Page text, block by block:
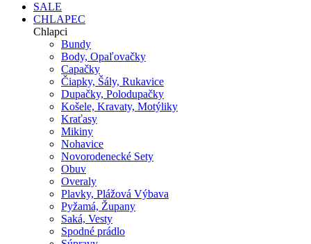
SALE
CHLAPEC
Chlapci
Bundy
Body, Opaľovačky
Capačky
Čiapky, Šály, Rukavice
Dupačky, Polodupačky
Košele, Kravaty, Motýliky
Kraťasy
Mikiny
Nohavice
Novorodenecké Sety
Obuv
Overaly
Plavky, Plážová Výbava
Pyžamá, Župany
Saká, Vesty
Spodné prádlo